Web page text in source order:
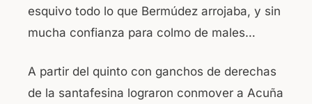
esquivo todo lo que Bermúdez arrojaba, y sin
mucha confianza para colmo de males…
A partir del quinto con ganchos de derechas
de la santafesina lograron conmover a Acuña